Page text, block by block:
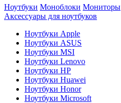
Ноутбуки Моноблоки Мониторы
Аксессуары для ноутбуков
Ноутбуки Apple
Ноутбуки ASUS
Ноутбуки MSI
Ноутбуки Lenovo
Ноутбуки HP
Ноутбуки Huawei
Ноутбуки Honor
Ноутбуки Microsoft